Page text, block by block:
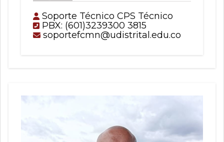
Soporte Técnico CPS Técnico
PBX: (601)3239300 3815
soportefcmn@udistrital.edu.co